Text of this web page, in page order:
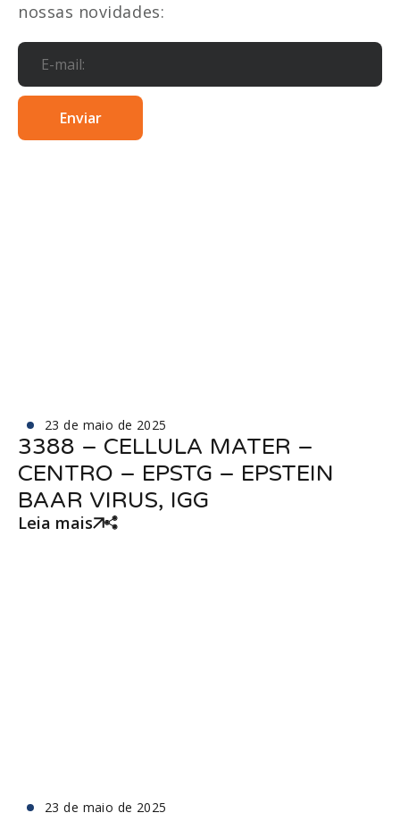
23 de maio de 2025
3388 – CELLULA MATER –
CENTRO – EPSTG – EPSTEIN
BAAR VIRUS, IGG
Leia mais
23 de maio de 2025
nossas novidades: